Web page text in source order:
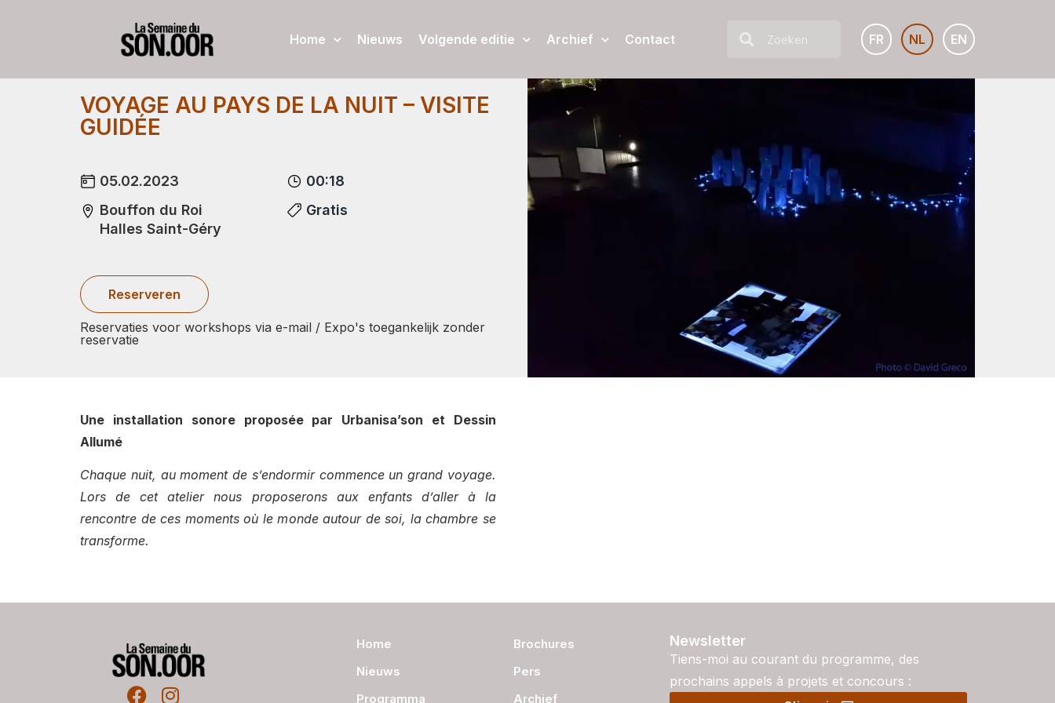
Home Nieuws Volgende editie Archief Contact FR NL EN
VOYAGE AU PAYS DE LA NUIT – VISITE
GUIDÉE
05.02.2023
Bouffon du Roi
Halles Saint-Géry
00:18
Gratis
Reserveren
Reservaties voor workshops via e-mail / Expo's toegankelijk zonder
reservatie
Une installation sonore proposée par Urbanisa’son et Dessin
Allumé
Chaque nuit, au moment de s’endormir commence un grand voyage.
Lors de cet atelier nous proposerons aux enfants d’aller à la
rencontre de ces moments où le monde autour de soi, la chambre se
transforme.
Home
Nieuws
Programma
Brochures
Pers
Archief
Newsletter
Tiens-moi au courant du programme, des
prochains appels à projets et concours :